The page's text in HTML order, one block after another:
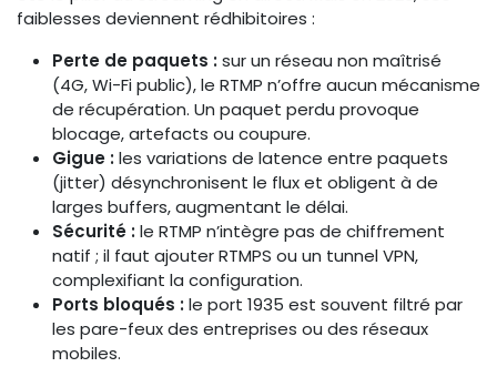
faiblesses deviennent rédhibitoires :
Perte de paquets :sur un réseau non maîtrisé
(4G, Wi-Fi public), le RTMP n’offre aucun mécanisme
de récupération. Un paquet perdu provoque
blocage, artefacts ou coupure.
Gigue :les variations de latence entre paquets
(jitter) désynchronisent le flux et obligent à de
larges buffers, augmentant le délai.
Sécurité :le RTMP n’intègre pas de chiffrement
natif ; il faut ajouter RTMPS ou un tunnel VPN,
complexifiant la configuration.
Ports bloqués :le port 1935 est souvent filtré par
les pare-feux des entreprises ou des réseaux
mobiles.